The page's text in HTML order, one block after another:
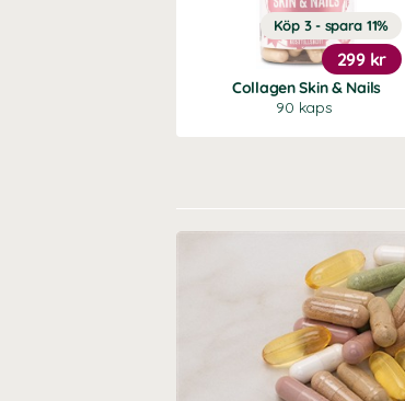
Collagen Skin & Nails
90 kaps
Köp 3 - spara 11%
299 kr